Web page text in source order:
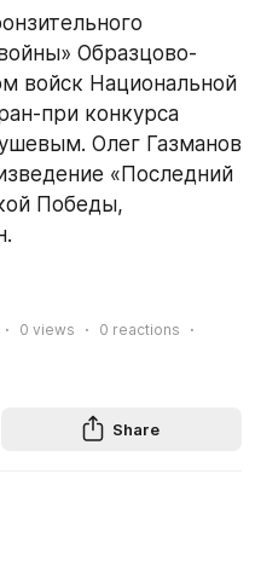
Образцово-
войск Национальной
при конкурса
Олег Газманов
«Последний
Победы,
0 views 0 reactions
Share